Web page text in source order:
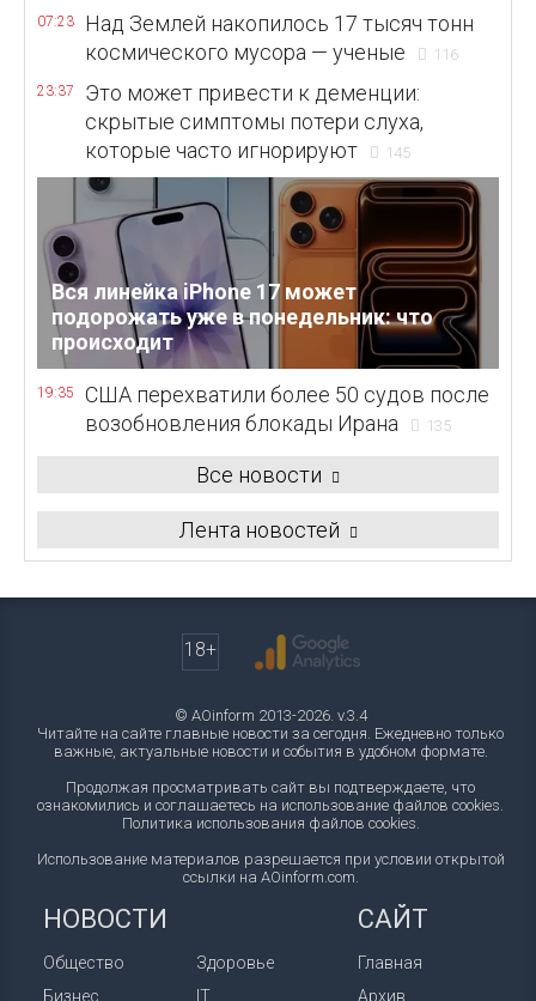
07:23
Над Землей накопилось 17 тысяч тонн
космического мусора — ученые
116
23:37
Это может привести к деменции:
скрытые симптомы потери слуха,
которые часто игнорируют
145
Вся линейка iPhone 17 может
подорожать уже в понедельник: что
происходит
19:35
США перехватили более 50 судов после
возобновления блокады Ирана
135
Все новости
Лента новостей
18+
© AOinform 2013-2026. v.3.4
Читайте на сайте главные новости за сегодня. Ежедневно только
важные, актуальные новости и события в удобном формате.
Продолжая просматривать сайт вы подтверждаете, что
ознакомились и соглашаетесь на использование файлов cookies.
Политика использования файлов cookies.
Использование материалов разрешается при условии открытой
ссылки на AOinform.com.
НОВОСТИ
Общество
Бизнес
Здоровье
IT
САЙТ
Главная
Архив